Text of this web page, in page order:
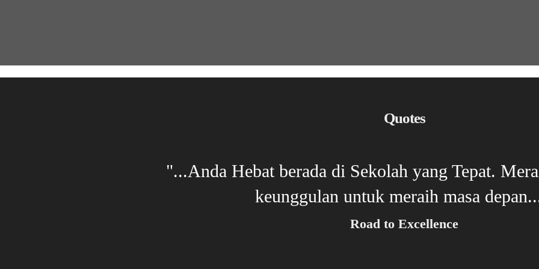
Quotes
"...Anda Hebat berada di Sekolah yang Tepat.
keunggulan untuk meraih masa
Road to Excellence